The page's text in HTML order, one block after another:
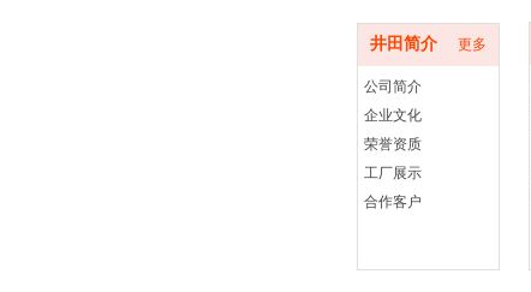
井田简介 更多
公司简介
企业文化
荣誉资质
工厂展示
合作客户